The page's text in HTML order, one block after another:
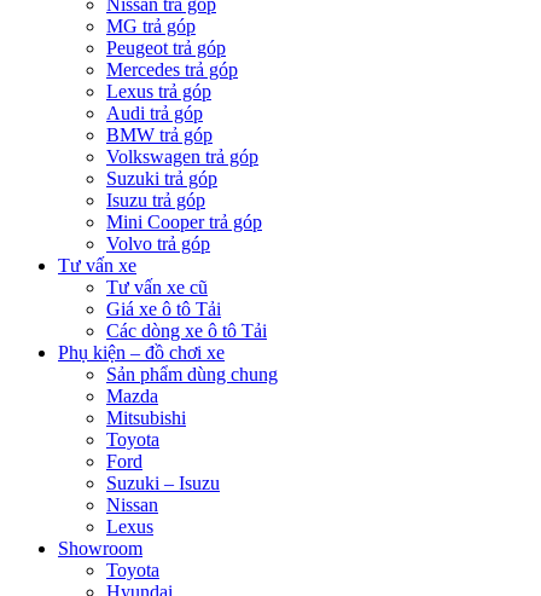
Nissan trả góp
MG trả góp
Peugeot trả góp
Mercedes trả góp
Lexus trả góp
Audi trả góp
BMW trả góp
Volkswagen trả góp
Suzuki trả góp
Isuzu trả góp
Mini Cooper trả góp
Volvo trả góp
Tư vấn xe
Tư vấn xe cũ
Giá xe ô tô Tải
Các dòng xe ô tô Tải
Phụ kiện – đồ chơi xe
Sản phẩm dùng chung
Mazda
Mitsubishi
Toyota
Ford
Suzuki – Isuzu
Nissan
Lexus
Showroom
Toyota
Hyundai